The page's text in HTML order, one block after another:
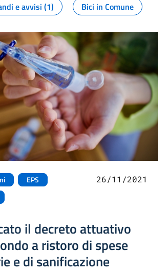
e avvisi (1) Bici in Comune
EPS
26/11/2021
il decreto attuativo
a ristoro di spese
e di sanificazione